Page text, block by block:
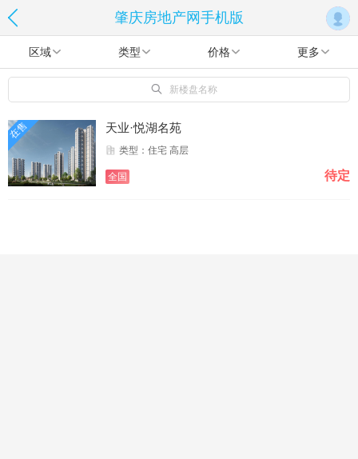
肇庆房地产网手机版
区域 类型 价格 更多
新楼盘名称
在售 天业·悦湖名苑
类型：住宅 高层
全国 待定